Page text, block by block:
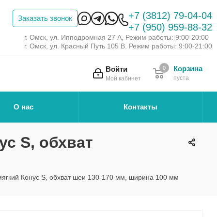
Заказать звонок
+7 (3812) 79-04-04
+7 (950) 959-88-32
г. Омск, ул. Ипподромная 27 А, Режим работы: 9:00-20:00
г. Омск, ул. Красный Путь 105 В. Режим работы: 9:00-21:00
Войти
Мой кабинет
Корзина
пуста
0
О нас Контакты
S, обхват
Конус S, обхват шеи 130-170 мм, ширина 100 мм